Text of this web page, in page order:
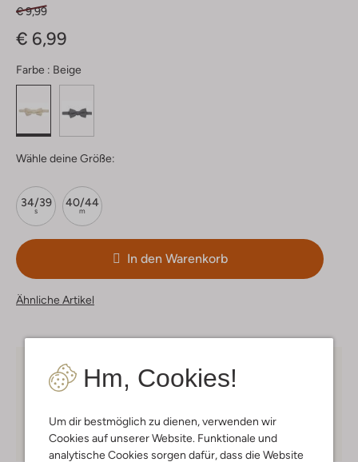
Hm, Cookies!
Um dir bestmöglich zu dienen, verwenden wir
Cookies auf unserer Website. Funktionale und
analytische Cookies sorgen dafür, dass die Website
€ 9,99
€ 6,99
Farbe : Beige
Wähle deine Größe:
34/39
s
40/44
m
In den Warenkorb
Ähnliche Artikel
Kostenloser Versandab € 75 für Club-Omoda
Mitglieder in Deutschland
Kauf auf Rechnung 30 Tagen Rückgaberecht